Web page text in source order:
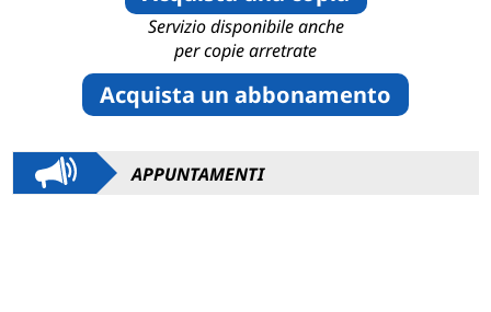
Servizio disponibile anche
per copie arretrate
Acquista un abbonamento
APPUNTAMENTI